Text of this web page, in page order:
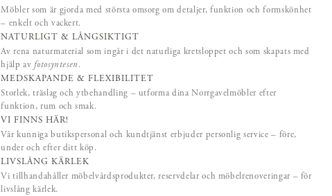
Möbler som är gjorda med största omsorg om detaljer, funktion och formskönhet
– enkelt och vackert.
NATURLIGT & LÅNGSIKTIGT
Av rena naturmaterial som ingår i det naturliga kretsloppet och som skapats med
hjälp avfotosyntesen .
MEDSKAPANDE & FLEXIBILITET
Storlek, träslag och ytbehandling – utforma dina Norrgavelmöbler efter
funktion, rum och smak.
VI FINNS HÄR!
Vår kunniga butikspersonal och kundtjänst erbjuder personlig service – före,
under och efter ditt köp.
LIVSLÅNG KÄRLEK
Vi tillhandahåller möbelvårdsprodukter, reservdelar och möbelrenoveringar – för
livslång kärlek.